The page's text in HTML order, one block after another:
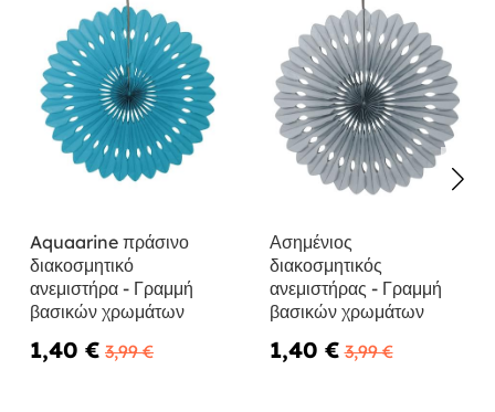
Aquaarine πράσινο
διακοσμητικό
ανεμιστήρα - Γραμμή
βασικών χρωμάτων
1,40 € 3,99 €
Ασημένιος
διακοσμητικός
ανεμιστήρας - Γραμμή
βασικών χρωμάτων
1,40 € 3,99 €